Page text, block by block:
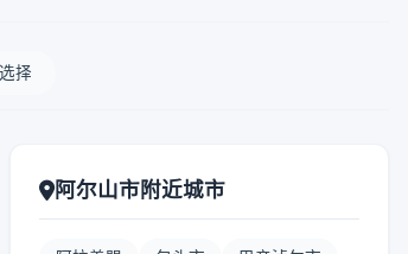
择
阿尔山市附近城市